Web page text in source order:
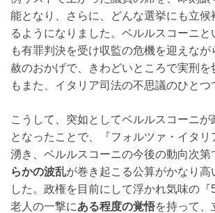
能となり、さらに、どんな選挙にも立候
るようになりました。ベルルスコーニ
も有罪判決を受け収監の危機を迎えなが
赦のおかげで、きわどいところで実刑を
もまた、イタリア司法の不思議のひとつ
こうして、突如としてベルルスコーニが
となったことで、『フォルツァ・イタリ
湧き、ベルルスコーニの今後の動向次第
らかの波乱が巻き起こる公算がかなり高
した。政権を目前にして浮かれ気味の
老人の一撃にある程度の覚悟を持って、